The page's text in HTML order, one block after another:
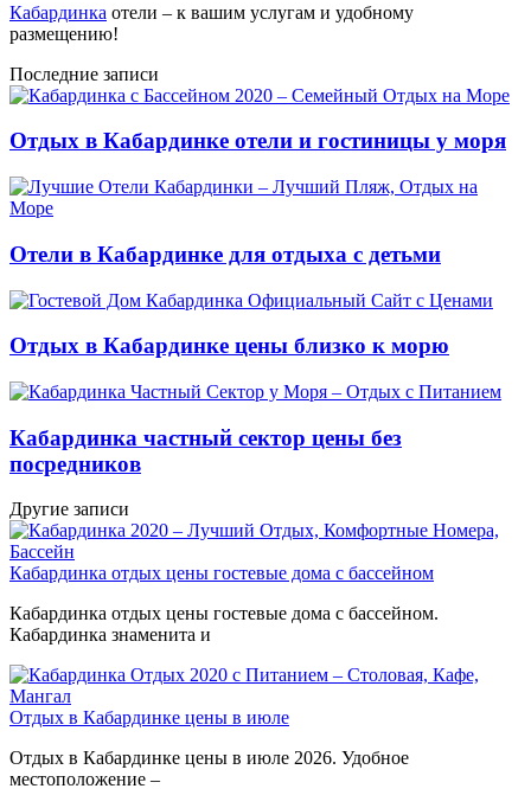
Кабардинка отели – к вашим услугам и удобному
размещению!
Последние записи
Отдых в Кабардинке отели и гостиницы у моря
Отели в Кабардинке для отдыха с детьми
Отдых в Кабардинке цены близко к морю
Кабардинка частный сектор цены без
посредников
Другие записи
Кабардинка отдых цены гостевые дома с бассейном
Кабардинка отдых цены гостевые дома с бассейном.
Кабардинка знаменита и
Отдых в Кабардинке цены в июле
Отдых в Кабардинке цены в июле 2026. Удобное
местоположение –